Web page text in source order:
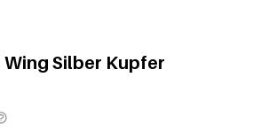
Silber Kupfer